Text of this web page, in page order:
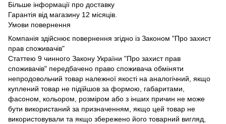
Більше інформації про доставку
Гарантія від магазину 12 місяців.
Умови повернення
Компанія здійснює повернення згідно із Законом "Про захист
прав споживачів"
Статтею 9 чинного Закону України "Про захист прав
споживачів" передбачено право споживача обміняти
непродовольчий товар належної якості на аналогічний, якщо
куплений товар не підійшов за формою, габаритами,
фасоном, кольором, розміром або з інших причин не може
бути використаний за призначенням, якщо цей товар не
використовували та якщо збережено його товарний вигляд,